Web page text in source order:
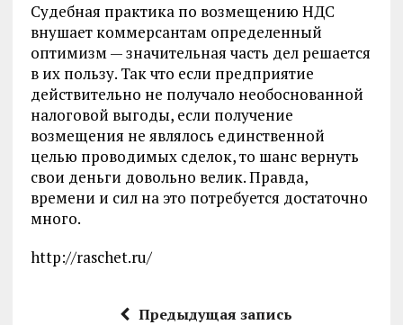
Судебная практика по возмещению НДС
внушает коммерсантам определенный
оптимизм — значительная часть дел решается
в их пользу. Так что если предприятие
действительно не получало необоснованной
налоговой выгоды, если получение
возмещения не являлось единственной
целью проводимых сделок, то шанс вернуть
свои деньги довольно велик. Правда,
времени и сил на это потребуется достаточно
много.
http://raschet.ru/
Предыдущая запись